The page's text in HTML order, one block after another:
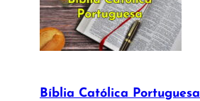
Bíblia Católica Portuguesa